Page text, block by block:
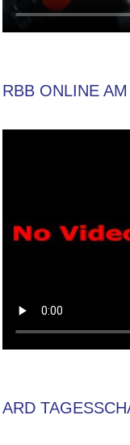
RBB ONLINE
ARD